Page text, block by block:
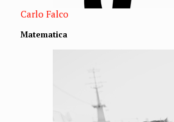
Carlo Falco
Matematica